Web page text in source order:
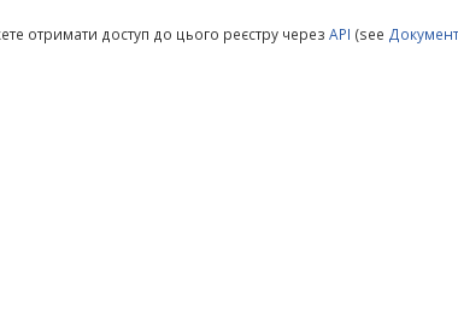
отримати доступ до цього реєстру через API (see